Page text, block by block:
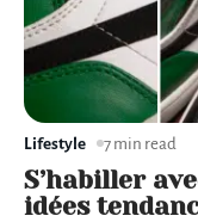
S’habiller
idées
Lifestyle 7 min read